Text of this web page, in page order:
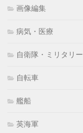
画像編集
病気・医療
自衛隊・ミリタリー
自転車
艦船
英海軍